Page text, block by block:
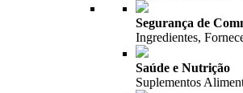
Segurança de
Ingredientes,
Saúde e Nutrição
Suplementos